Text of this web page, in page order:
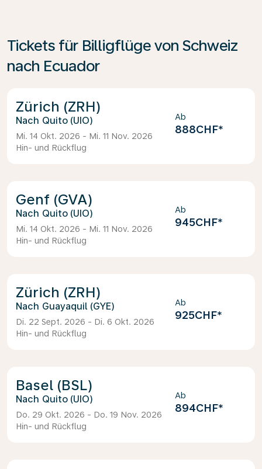
Tickets für Billigflüge von Schweiz
nach Ecuador
Zürich (ZRH)
Quito (UIO)
Mi. 14 Okt. 2026 - Mi. 11 Nov. 2026
Hin- und Rückflug
Ab
888CHF*
Genf (GVA)
Quito (UIO)
Mi. 14 Okt. 2026 - Mi. 11 Nov. 2026
Hin- und Rückflug
Ab
945CHF*
Zürich (ZRH)
Guayaquil (GYE)
Di. 22 Sept. 2026 - Di. 6 Okt. 2026
Hin- und Rückflug
Ab
925CHF*
Basel (BSL)
Quito (UIO)
Do. 29 Okt. 2026 - Do. 19 Nov. 2026
Hin- und Rückflug
Ab
894CHF*